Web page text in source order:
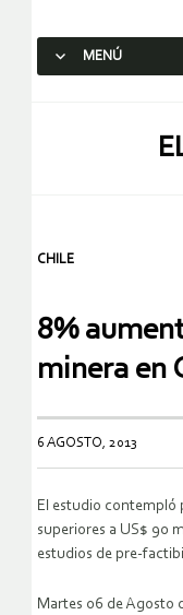
MENÚ
CHILE
8%
minera en
6 AGOSTO, 2013
El estudio contempló
superiores a US$ 90
estudios de pre-
Martes 06 de Agosto